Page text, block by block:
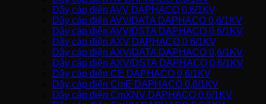
Dây cáp điện AVV DAPHACO 0,6/1KV
Dây cáp điện AVV/DATA DAPHACO 0,6/1KV
Dây cáp điện AVV/DSTA DAPHACO 0,6/1KV
Dây cáp điện AXV DAPHACO 0,6/1KV
Dây cáp điện AXV/DATA DAPHACO 0,6/1KV
Dây cáp điện AXV/DSTA DAPHACO 0,6/1KV
Dây cáp điện CE DAPHACO 0,6/1KV
Dây cáp điện CmE DAPHACO 0,6/1KV
Dây cáp điện CmXNV DAPHACO 0,6/1KV